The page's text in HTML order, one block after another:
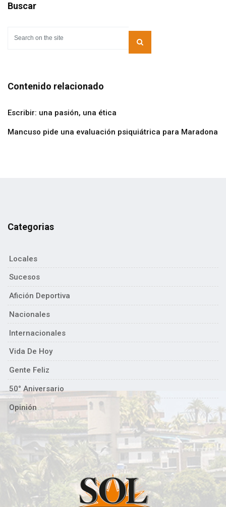
Buscar
Contenido relacionado
Escribir: una pasión, una ética
Mancuso pide una evaluación psiquiátrica para Maradona
Categorias
Locales
Sucesos
Afición Deportiva
Nacionales
Internacionales
Vida De Hoy
Gente Feliz
50° Aniversario
Opinión